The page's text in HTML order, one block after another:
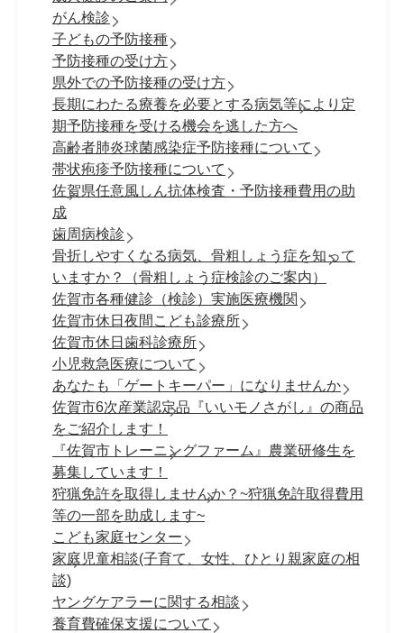
がん検診
子どもの予防接種
予防接種の受け方
県外での予防接種の受け方
長期にわたる療養を必要とする病気等により定
期予防接種を受ける機会を逃した方へ
高齢者肺炎球菌感染症予防接種について
帯状疱疹予防接種について
佐賀県任意風しん抗体検査・予防接種費用の助
成
歯周病検診
骨折しやすくなる病気、骨粗しょう症を知って
いますか？（骨粗しょう症検診のご案内）
佐賀市各種健診（検診）実施医療機関
佐賀市休日夜間こども診療所
佐賀市休日歯科診療所
小児救急医療について
あなたも「ゲートキーパー」になりませんか
佐賀市6次産業認定品『いいモノさがし』の商品
をご紹介します！
『佐賀市トレーニングファーム』農業研修生を
募集しています！
狩猟免許を取得しませんか？~狩猟免許取得費用
等の一部を助成します~
こども家庭センター
家庭児童相談(子育て、女性、ひとり親家庭の相
談)
ヤングケアラーに関する相談
養育費確保支援について